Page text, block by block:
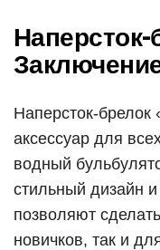
Наперсток-
Наперсток-
аксессуар для
водный
стильный дизайн
позволяют
новичков, так и